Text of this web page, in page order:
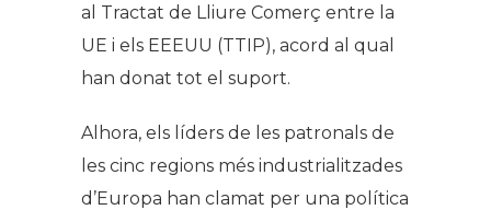
al Tractat de Lliure Comerç entre la
UE i els EEEUU (TTIP), acord al qual
han donat tot el suport.
Alhora, els líders de les patronals de
les cinc regions més industrialitzades
d’Europa han clamat per una política